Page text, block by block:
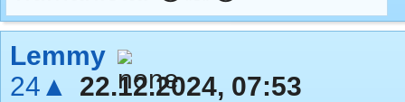
Lemmy
24▲
22.12.2024, 07:53